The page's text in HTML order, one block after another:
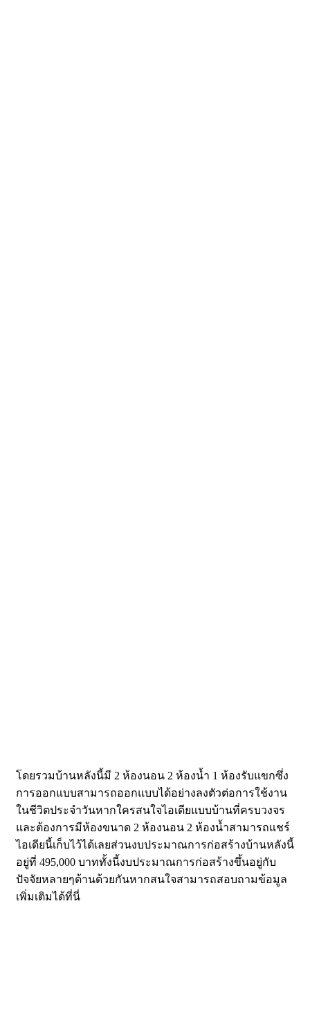
โดยรวมบ้านหลังนี้มี 2 ห้องนอน 2 ห้องน้ำ 1 ห้องรับแขกซึ่ง
การออกแบบสามารถออกแบบได้อย่างลงตัวต่อการใช้งาน
ในชีวิตประจำวันหากใครสนใจไอเดียแบบบ้านที่ครบวงจร
และต้องการมีห้องขนาด 2 ห้องนอน 2 ห้องน้ำสามารถแชร์
ไอเดียนี้เก็บไว้ได้เลยส่วนงบประมาณการก่อสร้างบ้านหลังนี้
อยู่ที่ 495,000 บาททั้งนี้งบประมาณการก่อสร้างขึ้นอยู่กับ
ปัจจัยหลายๆด้านด้วยกันหากสนใจสามารถสอบถามข้อมูล
เพิ่มเติมได้ที่นี่